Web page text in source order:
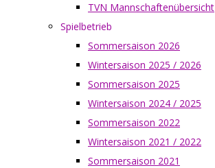
TVN Mannschaftenübersicht
Spielbetrieb
Sommersaison 2026
Wintersaison 2025 / 2026
Sommersaison 2025
Wintersaison 2024 / 2025
Sommersaison 2022
Wintersaison 2021 / 2022
Sommersaison 2021